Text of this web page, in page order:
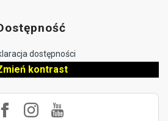
dostępności
kontrast